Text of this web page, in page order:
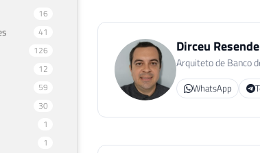
16
41
126
12
59
30
1
1
Dirceu Resende
Arquiteto de Banco
WhatsApp